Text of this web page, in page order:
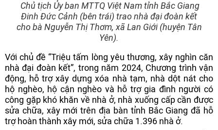
Chủ tịch Ủy ban MTTQ Việt Nam tỉnh Bắc Giang
Đinh Đức Cảnh (bên trái) trao nhà đại đoàn kết
cho bà Nguyễn Thị Thơm, xã Lan Giới (huyện Tân
Yên).
Với chủ đề “Triệu tấm lòng yêu thương, xây nghìn căn
nhà đại đoàn kết”, trong năm 2024, Chương trình vận
động, hỗ trợ xây dựng xóa nhà tạm, nhà dột nát cho
hộ nghèo, hộ cận nghèo và hỗ trợ gia đình người có
công gặp khó khăn về nhà ở, nhà xuống cấp cần được
sửa chữa, xây mới trên địa bàn tỉnh Bắc Giang đã hỗ
trợ hoàn thành xây mới, sửa chữa 1.396 nhà ở.